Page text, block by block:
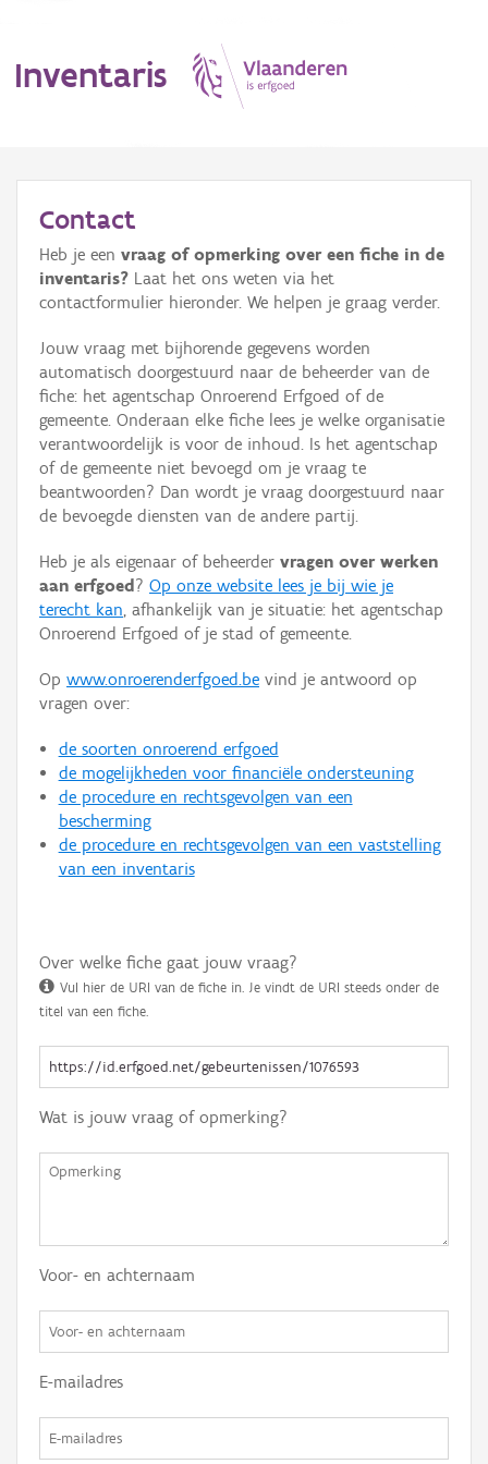
Inventaris
Erfgoedobject
Aanduidingsobject
Waarneming
Thema
Gebeurtenis
Persoon of collectief
Hergebruik
Aanmelden
Contact
Heb je een vraag of opmerking over een fiche in de
inventaris? Laat het ons weten via het
contactformulier hieronder. We helpen je graag verder.
Jouw vraag met bijhorende gegevens worden
automatisch doorgestuurd naar de beheerder van de
fiche: het agentschap Onroerend Erfgoed of de
gemeente. Onderaan elke fiche lees je welke organisatie
verantwoordelijk is voor de inhoud. Is het agentschap
of de gemeente niet bevoegd om je vraag te
beantwoorden? Dan wordt je vraag doorgestuurd naar
de bevoegde diensten van de andere partij.
Heb je als eigenaar of beheerder vragen over werken
aan erfgoed ? Op onze website lees je bij wie je
terecht kan, afhankelijk van je situatie: het agentschap
Onroerend Erfgoed of je stad of gemeente.
Op www.onroerenderfgoed.be vind je antwoord op
vragen over:
de soorten onroerend erfgoed
de mogelijkheden voor financiële ondersteuning
de procedure en rechtsgevolgen van een
bescherming
de procedure en rechtsgevolgen van een vaststelling
van een inventaris
Over welke fiche gaat jouw vraag?
Vul hier de URI van de fiche in. Je vindt de URI steeds onder de
titel van een fiche.
Wat is jouw vraag of opmerking?
Voor- en achternaam
E-mailadres